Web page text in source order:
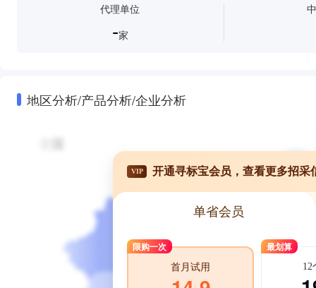
代理单位
-家
地区分析/产品分析/企业分析
VIP 开通寻标宝会员，查看更多招采
单省会员
限购一次
首月试用
最划算
12